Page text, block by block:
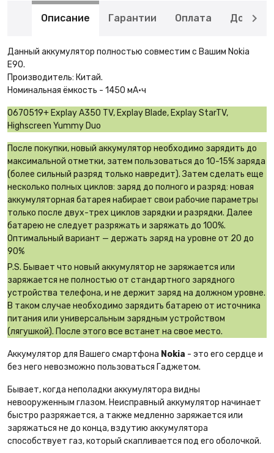
Описание Гарантии Оплата
Данный аккумулятор полностью совместим с Вашим Nokia
E90.
Производитель: Китай.
Номинальная ёмкость - 1450 мА·ч
0670519+ Explay A350 TV, Explay Blade, Explay StarTV,
Highscreen Yummy Duo
После покупки, новый аккумулятор необходимо зарядить до
максимальной отметки, затем пользоваться до 10-15% заряда
(более сильный разряд только навредит). Затем сделать еще
несколько полных циклов: заряд до полного и разряд: новая
аккумуляторная батарея набирает свои рабочие параметры
только после двух-трех циклов зарядки и разрядки. Далее
батарею не следует разряжать и заряжать до 100%.
Оптимальный вариант — держать заряд на уровне от 20 до
90%
P.S. Бывает что новый аккумулятор не заряжается или
заряжается не полностью от стандартного зарядного
устройства телефона, и не держит заряд на должном уровне.
В таком случае необходимо зарядить батарею от источника
питания или универсальным зарядным устройством
(лягушкой). После этого все встанет на свое место.
Аккумулятор для Вашего смартфона Nokia - это его сердце и
без него невозможно пользоваться Гаджетом.
Бывает, когда неполадки аккумулятора видны
невооруженным глазом. Неисправный аккумулятор начинает
быстро разряжается, а также медленно заряжается или
заряжаться не до конца, вздутию аккумулятора
способствует газ, который скапливается под его оболочкой.